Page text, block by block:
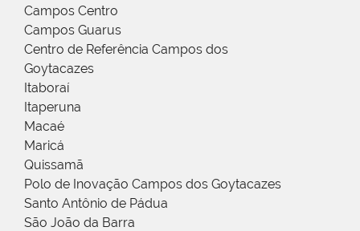
Campos Centro
Campos Guarus
Centro de Referência Campos dos
Goytacazes
Itaboraí
Itaperuna
Macaé
Maricá
Quissamã
Polo de Inovação Campos dos Goytacazes
Santo Antônio de Pádua
São João da Barra